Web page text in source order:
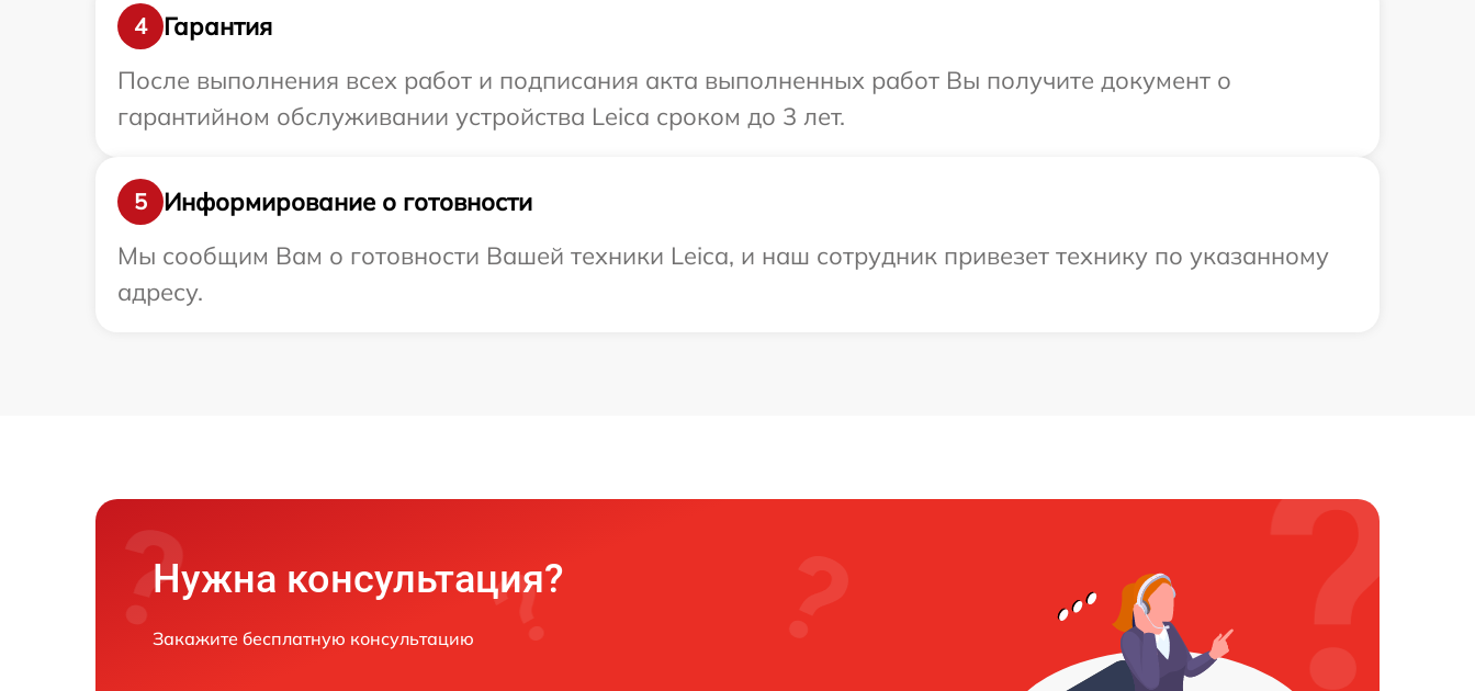
4
Гарантия
После выполнения всех работ и подписания акта выполненных работ Вы получите документ о
гарантийном обслуживании устройства Leica сроком до 3 лет.
5
Информирование о готовности
Мы сообщим Вам о готовности Вашей техники Leica, и наш сотрудник привезет технику по указанному
адресу.
Нужна консультация?
Закажите бесплатную консультацию